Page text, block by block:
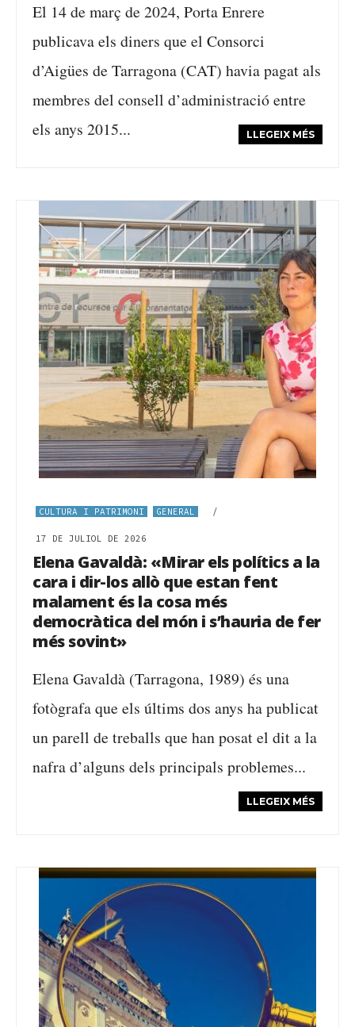
El 14 de març de 2024, Porta Enrere
publicava els diners que el Consorci
d’Aigües de Tarragona (CAT) havia pagat als
membres del consell d’administració entre
els anys 2015...
LLEGEIX MÉS
CULTURA I PATRIMONI GENERAL /
17 DE JULIOL DE 2026
Elena Gavaldà: «Mirar els polítics a la
cara i dir-los allò que estan fent
malament és la cosa més
democràtica del món i s’hauria de fer
més sovint»
Elena Gavaldà (Tarragona, 1989) és una
fotògrafa que els últims dos anys ha publicat
un parell de treballs que han posat el dit a la
nafra d’alguns dels principals problemes...
LLEGEIX MÉS